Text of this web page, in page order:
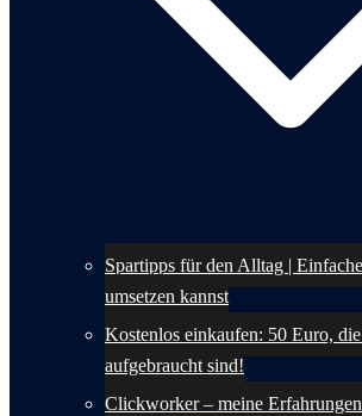
Spartipps für den Alltag |
umsetzen kannst
Kostenlos einkaufen: 50 Euro,
aufgebraucht sind!
Clickworker – meine